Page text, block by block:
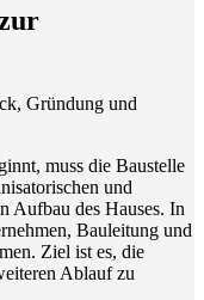
Gründung und
muss die Baustelle
und
Aufbau des Hauses. In
Bauleitung und
Ziel ist es, die
Ablauf zu